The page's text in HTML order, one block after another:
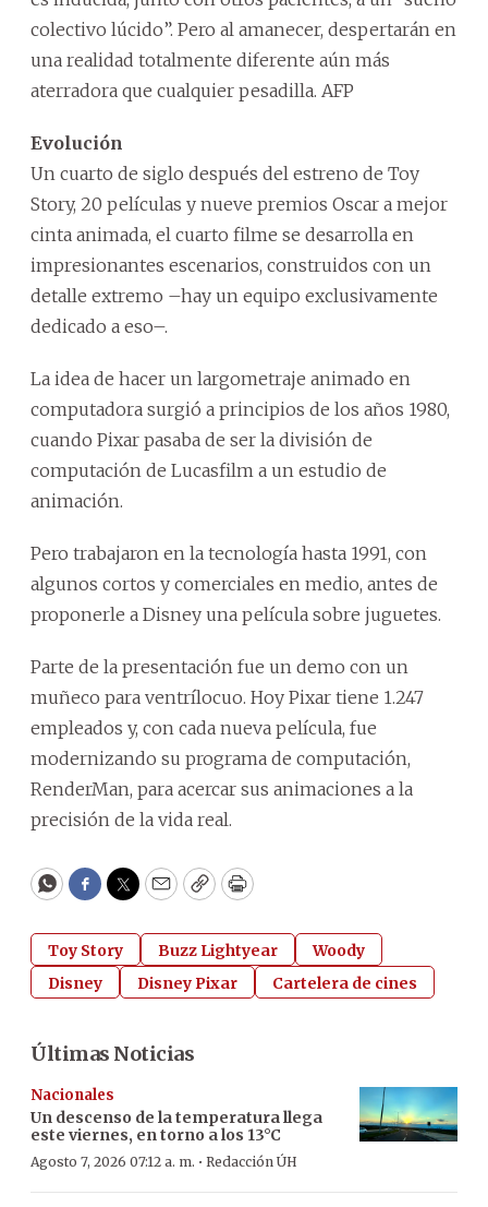
colectivo lúcido”. Pero al amanecer, despertarán en
una realidad totalmente diferente aún más
aterradora que cualquier pesadilla. AFP
Evolución
Un cuarto de siglo después del estreno de Toy
Story, 20 películas y nueve premios Oscar a mejor
cinta animada, el cuarto filme se desarrolla en
impresionantes escenarios, construidos con un
detalle extremo –hay un equipo exclusivamente
dedicado a eso–.
La idea de hacer un largometraje animado en
computadora surgió a principios de los años 1980,
cuando Pixar pasaba de ser la división de
computación de Lucasfilm a un estudio de
animación.
Pero trabajaron en la tecnología hasta 1991, con
algunos cortos y comerciales en medio, antes de
proponerle a Disney una película sobre juguetes.
Parte de la presentación fue un demo con un
muñeco para ventrílocuo. Hoy Pixar tiene 1.247
empleados y, con cada nueva película, fue
modernizando su programa de computación,
RenderMan, para acercar sus animaciones a la
precisión de la vida real.
WhatsApp
Facebook
Twitter
EmailCopyPrint
Toy Story Buzz Lightyear
Woody
Disney
Disney Pixar Cartelera de cines
Últimas Noticias
Nacionales
Un descenso de la temperatura llega
este viernes, en torno a los 13°C
Agosto 7, 2026 07:12 a. m. · Redacción ÚH